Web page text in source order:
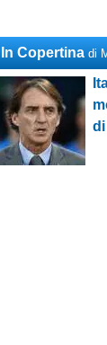
In Copertina di